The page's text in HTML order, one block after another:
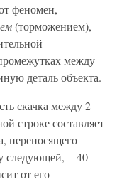
феномен,
(торможением),
между
деталь объекта.
скачка между 2
строке составляет
переносящего
следующей, – 40
от его